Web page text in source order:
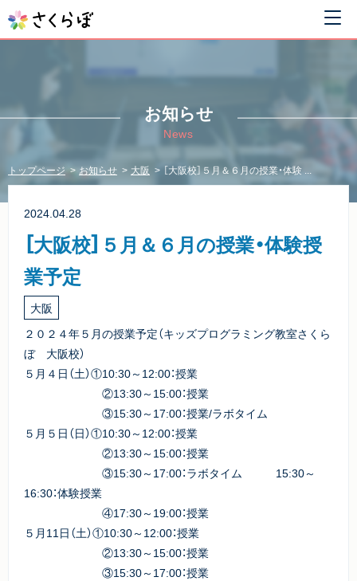
お知らせ
News
トップページ お知らせ 大阪 ［大阪校］５月＆６月の授業・体験 ...
2024.04.28
［大阪校］５月＆６月の授業・体験授
業予定
大阪
２０２４年５月の授業予定（キッズプログラミング教室さくら
ぼ 大阪校）
５月４日（土）①10:30～12:00：授業
②13:30～15:00：授業
③15:30～17:00：授業/ラボタイム
５月５日（日）①10:30～12:00：授業
②13:30～15:00：授業
③15:30～17:00：ラボタイム 15:30～
16:30：体験授業
④17:30～19:00：授業
５月11日（土）①10:30～12:00：授業
②13:30～15:00：授業
③15:30～17:00：授業